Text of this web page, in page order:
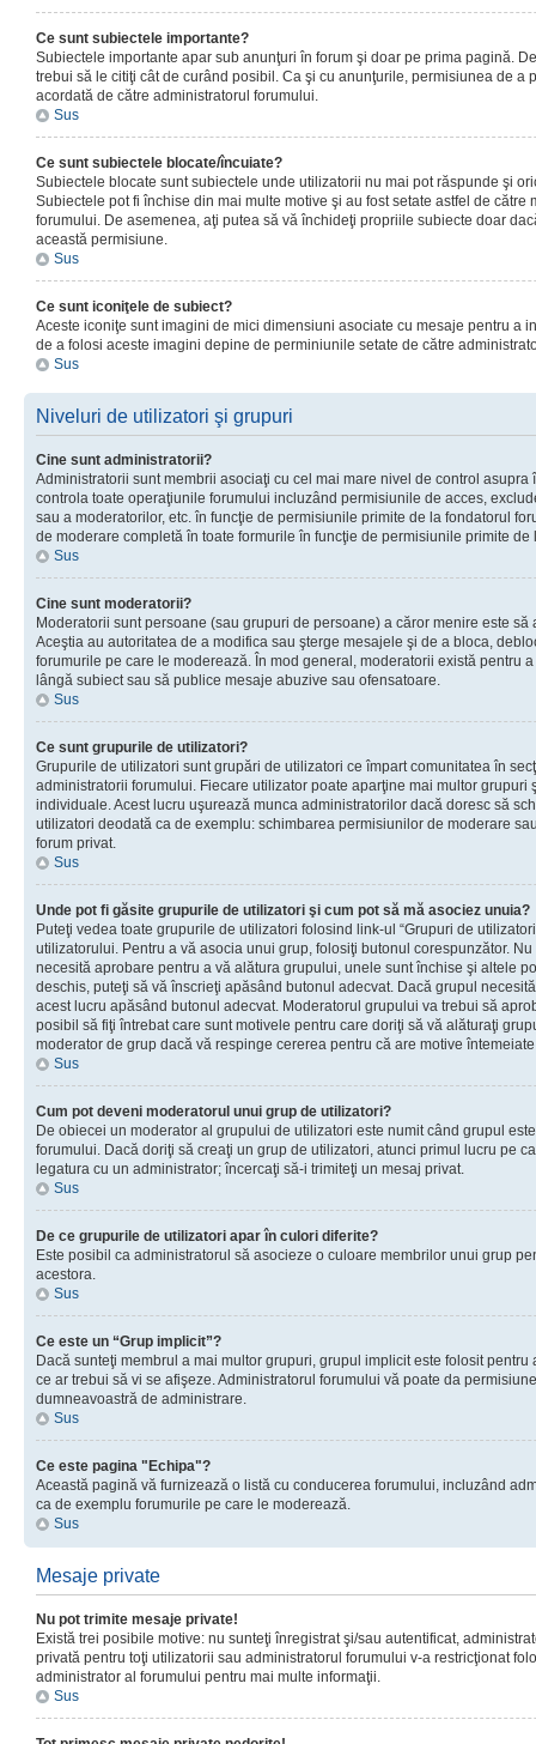
Ce sunt subiectele importante?
Subiectele importante apar sub anunţuri în forum şi doar pe prima pagină.
trebui să le citiţi cât de curând posibil. Ca şi cu anunţurile, permisiunea de a
acordată de către administratorul forumului.
Sus
Ce sunt subiectele blocate/încuiate?
Subiectele blocate sunt subiectele unde utilizatorii nu mai pot răspunde şi
Subiectele pot fi închise din mai multe motive şi au fost setate astfel de către
forumului. De asemenea, aţi putea să vă închideţi propriile subiecte doar
această permisiune.
Sus
Ce sunt iconiţele de subiect?
Aceste iconiţe sunt imagini de mici dimensiuni asociate cu mesaje pentru a
de a folosi aceste imagini depine de perminiunile setate de către
Sus
Niveluri de utilizatori şi grupuri
Cine sunt administratorii?
Administratorii sunt membrii asociaţi cu cel mai mare nivel de control asupra
controla toate operaţiunile forumului incluzând permisiunile de acces,
sau a moderatorilor, etc. în funcţie de permisiunile primite de la fondatorul
de moderare completă în toate formurile în funcţie de permisiunile primite de
Sus
Cine sunt moderatorii?
Moderatorii sunt persoane (sau grupuri de persoane) a căror menire este
Aceştia au autoritatea de a modifica sau şterge mesajele şi de a bloca,
forumurile pe care le moderează. În mod general, moderatorii există pentru
lângă subiect sau să publice mesaje abuzive sau ofensatoare.
Sus
Ce sunt grupurile de utilizatori?
Grupurile de utilizatori sunt grupări de utilizatori ce împart comunitatea în
administratorii forumului. Fiecare utilizator poate aparţine mai multor grupuri
individuale. Acest lucru uşurează munca administratorilor dacă doresc să
utilizatori deodată ca de exemplu: schimbarea permisiunilor de moderare
forum privat.
Sus
Unde pot fi găsite grupurile de utilizatori şi cum pot să mă asociez unuia?
Puteţi vedea toate grupurile de utilizatori folosind link-ul “Grupuri de
utilizatorului. Pentru a vă asocia unui grup, folosiţi butonul corespunzător.
necesită aprobare pentru a vă alătura grupului, unele sunt închise şi altele
deschis, puteţi să vă înscrieţi apăsând butonul adecvat. Dacă grupul
acest lucru apăsând butonul adecvat. Moderatorul grupului va trebui să
posibil să fiţi întrebat care sunt motivele pentru care doriţi să vă alăturaţi
moderator de grup dacă vă respinge cererea pentru că are motive
Sus
Cum pot deveni moderatorul unui grup de utilizatori?
De obiecei un moderator al grupului de utilizatori este numit când grupul
forumului. Dacă doriţi să creaţi un grup de utilizatori, atunci primul lucru pe
legatura cu un administrator; încercaţi să-i trimiteţi un mesaj privat.
Sus
De ce grupurile de utilizatori apar în culori diferite?
Este posibil ca administratorul să asocieze o culoare membrilor unui grup
acestora.
Sus
Ce este un “Grup implicit”?
Dacă sunteţi membrul a mai multor grupuri, grupul implicit este folosit
ce ar trebui să vi se afişeze. Administratorul forumului vă poate da
dumneavoastră de administrare.
Sus
Ce este pagina "Echipa"?
Această pagină vă furnizează o listă cu conducerea forumului, incluzând
ca de exemplu forumurile pe care le moderează.
Sus
Mesaje private
Nu pot trimite mesaje private!
Există trei posibile motive: nu sunteţi înregistrat şi/sau autentificat,
privată pentru toţi utilizatorii sau administratorul forumului v-a restricţionat
administrator al forumului pentru mai multe informaţii.
Sus